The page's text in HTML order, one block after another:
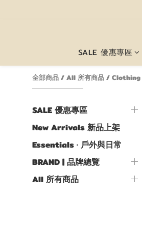
SALE 優惠專區
全部商品 / All 所有商品 / Clothing
SALE 優惠專區
New Arrivals 新品上架
Essentials · 戶外與日常
BRAND | 品牌總覽
All 所有商品